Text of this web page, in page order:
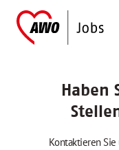
Haben
Kontaktieren